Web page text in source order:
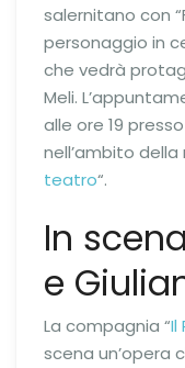
salernitano con
personaggio in
che vedrà
Meli.
alle ore 19
nell’ambito della
teatro“.
In
e
La compagnia “Il
scena un’opera